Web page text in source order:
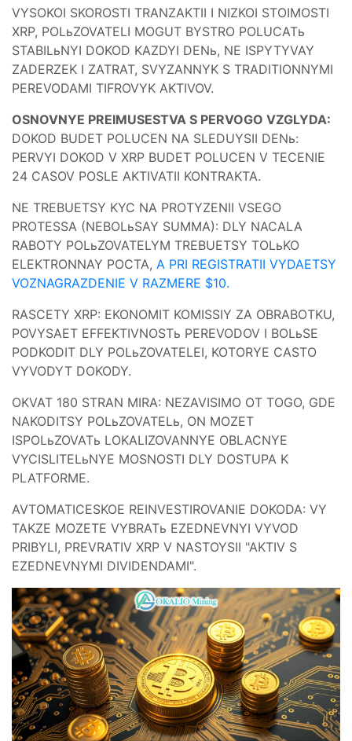
VYSOKOI SKOROSTI TRANZAKTII I NIZKOI STOIMOSTI
XRP, POLьZOVATELI MOGUT BYSTRO POLUCATь
STABILьNYI DOKOD KAZDYI DENь, NE ISPYTYVAY
ZADERZEK I ZATRAT, SVYZANNYK S TRADITIONNYMI
PEREVODAMI TIFROVYK AKTIVOV.
OSNOVNYE PREIMUSESTVA S PERVOGO VZGLYDA:
DOKOD BUDET POLUCEN NA SLEDUYSII DENь:
PERVYI DOKOD V XRP BUDET POLUCEN V TECENIE
24 CASOV POSLE AKTIVATII KONTRAKTA.
NE TREBUETSY KYC NA PROTYZENII VSEGO
PROTESSA (NEBOLьSAY SUMMA): DLY NACALA
RABOTY POLьZOVATELYM TREBUETSY TOLьKO
ELEKTRONNAY POCTA, A PRI REGISTRATII VYDAETSY
VOZNAGRAZDENIE V RAZMERE $10.
RASCETY XRP: EKONOMIT KOMISSIY ZA OBRABOTKU,
POVYSAET EFFEKTIVNOSTь PEREVODOV I BOLьSE
PODKODIT DLY POLьZOVATELEI, KOTORYE CASTO
VYVODYT DOKODY.
OKVAT 180 STRAN MIRA: NEZAVISIMO OT TOGO, GDE
NAKODITSY POLьZOVATELь, ON MOZET
ISPOLьZOVATь LOKALIZOVANNYE OBLACNYE
VYCISLITELьNYE MOSNOSTI DLY DOSTUPA K
PLATFORME.
AVTOMATICESKOE REINVESTIROVANIE DOKODA: VY
TAKZE MOZETE VYBRATь EZEDNEVNYI VYVOD
PRIBYLI, PREVRATIV XRP V NASTOYSII "AKTIV S
EZEDNEVNYMI DIVIDENDAMI".